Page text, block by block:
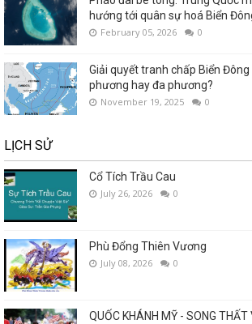
hướng tới quân sự hoá Biển
February 05, 2026 0
Giải quyết tranh chấp Biển
phương hay đa phương?
November 19, 2025 0
LỊCH SỬ
Cổ Tích Trầu Cau
July 26, 2026 0
Phù Đổng Thiên Vương
July 08, 2026 0
QUỐC KHÁNH MỸ - SONG THẤT